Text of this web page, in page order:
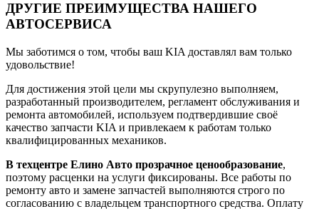
ДРУГИЕ ПРЕИМУЩЕСТВА НАШЕГО
АВТОСЕРВИСА
Мы заботимся о том, чтобы ваш KIA доставлял вам только
удовольствие!
Для достижения этой цели мы скрупулезно выполняем,
разработанный производителем, регламент обслуживания и
ремонта автомобилей, используем подтвердившие своё
качество запчасти KIA и привлекаем к работам только
квалифицированных механиков.
В техцентре Елино Авто прозрачное ценообразование,
поэтому расценки на услуги фиксированы. Все работы по
ремонту авто и замене запчастей выполняются строго по
согласованию с владельцем транспортного средства. Оплату